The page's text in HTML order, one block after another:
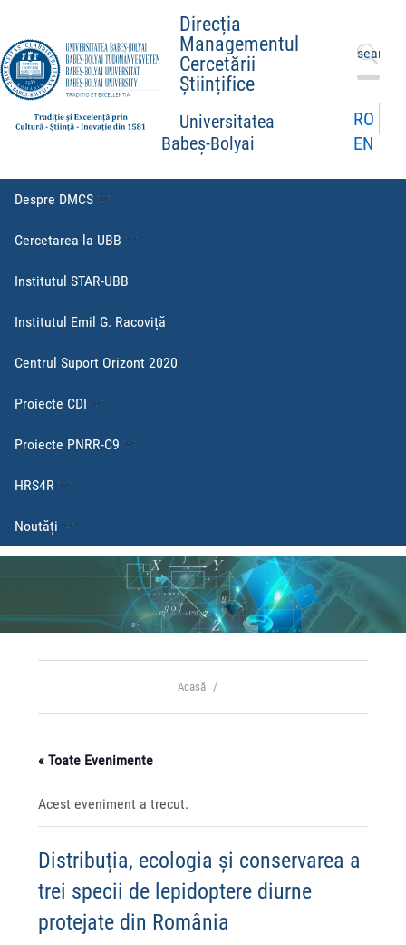
Direcția
Managementul
Cercetării
Științifice
Universitatea
Babeș-Bolyai
Caută
după:
RO
EN
Despre DMCS
Cercetarea la UBB
Institutul STAR-UBB
Institutul Emil G. Racoviță
Centrul Suport Orizont 2020
Proiecte CDI
Proiecte PNRR-C9
HRS4R
Noutăți
Acasă
« Toate Evenimente
Acest eveniment a trecut.
Distribuția, ecologia și conservarea a
trei specii de lepidoptere diurne
protejate din România